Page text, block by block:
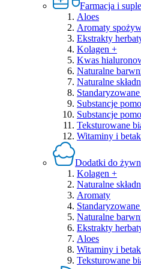
Farmacja i
Aloes
Aromaty
Ekstrakty
Kolagen +
Kwas
Naturalne
Naturalne
Substancje
Substancje
Teksturowane
Witaminy i
Dodatki do
Kolagen +
Naturalne
Aromaty
Naturalne
Ekstrakty
Aloes
Witaminy i
Teksturowane